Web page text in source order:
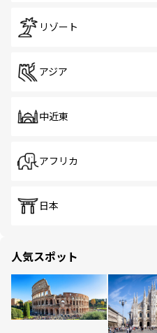
リゾート
アジア
中近東
アフリカ
日本
人気スポット